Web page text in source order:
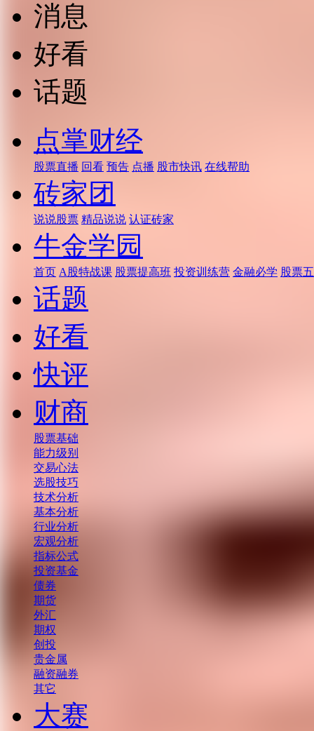
消息
好看
话题
点掌财经
股票直播 回看 预告 点播 股市快讯 在线帮助
砖家团
说说股票 精品说说 认证砖家
牛金学园
首页 A股特战课 股票提高班 投资训练营 金融必学 股票
话题
好看
快评
财商
股票基础
能力级别
交易心法
选股技巧
技术分析
基本分析
行业分析
宏观分析
指标公式
投资基金
债券
期货
外汇
期权
创投
贵金属
融资融券
其它
大赛